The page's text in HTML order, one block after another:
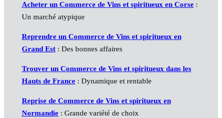
Acheter un Commerce de Vins et spiritueux en Corse :
Un marché atypique
Reprendre un Commerce de Vins et spiritueux en
Grand Est : Des bonnes affaires
Trouver un Commerce de Vins et spiritueux dans les
Hauts de France : Dynamique et rentable
Reprise de Commerce de Vins et spiritueux en
Normandie : Grande variété de choix